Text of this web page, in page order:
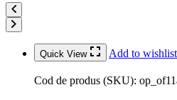
Quick View Add to wishlist
Cod de produs (SKU):